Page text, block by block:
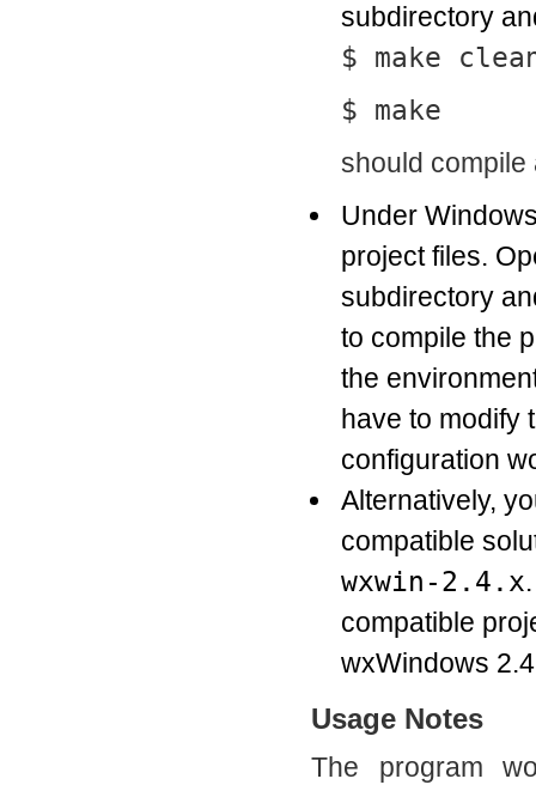
subdirectory
$ make
$ make
should
Under
project files.
subdirectory
to compile the
the
have to modify
configuration
Alternatively,
compatible
wxwin-2.4.x
compatible
wxWindows
Usage Notes
The program